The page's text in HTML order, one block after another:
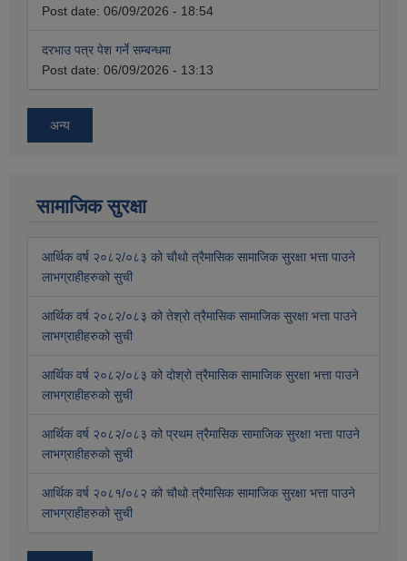
Post date: 06/09/2026 - 18:54
दरभाउ पत्र पेश गर्ने सम्बन्धमा
Post date: 06/09/2026 - 13:13
अन्य
सामाजिक सुरक्षा
आर्थिक वर्ष २०८२/०८३ को चौथो त्रैमासिक सामाजिक सुरक्षा भत्ता पाउने
लाभग्राहीहरुको सुची
आर्थिक वर्ष २०८२/०८३ को तेश्रो त्रैमासिक सामाजिक सुरक्षा भत्ता पाउने
लाभग्राहीहरुको सुची
आर्थिक वर्ष २०८२/०८३ को दोश्रो त्रैमासिक सामाजिक सुरक्षा भत्ता पाउने
लाभग्राहीहरुको सुची
आर्थिक वर्ष २०८२/०८३ को प्रथम त्रैमासिक सामाजिक सुरक्षा भत्ता पाउने
लाभग्राहीहरुको सुची
आर्थिक वर्ष २०८१/०८२ को चौथो त्रैमासिक सामाजिक सुरक्षा भत्ता पाउने
लाभग्राहीहरुको सुची